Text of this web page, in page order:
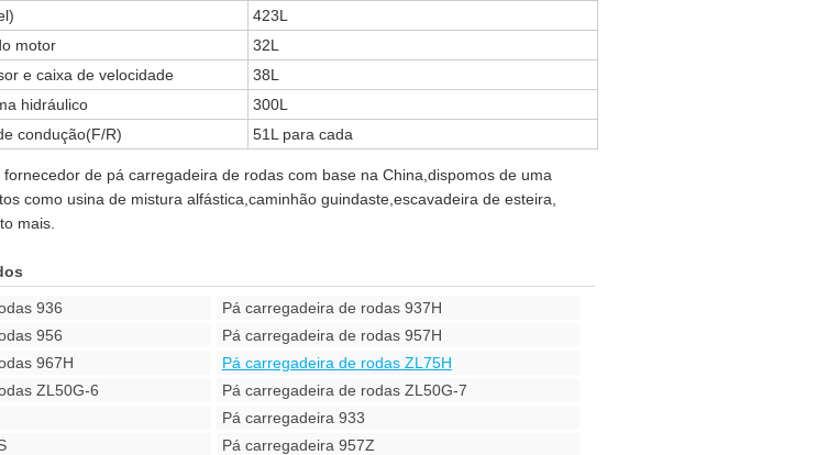
423L
motor
32L
e caixa de velocidade
38L
hidráulico
300L
condução(F/R) 51L para cada
de pá carregadeira de rodas com base na China,dispomos de uma
como usina de mistura alfástica,caminhão guindaste,escavadeira de esteira,
mais.
936
Pá carregadeira de rodas 937H
956
Pá carregadeira de rodas 957H
967H
Pá carregadeira de rodas ZL75H
ZL50G-6
Pá carregadeira de rodas ZL50G-7
Pá carregadeira 933
Pá carregadeira 957Z